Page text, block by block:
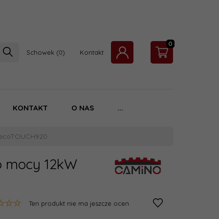
Schowek Kontakt
0
KONTAKT O NAS ...
mocy 12kW
Ten produkt nie ma jeszcze ocen